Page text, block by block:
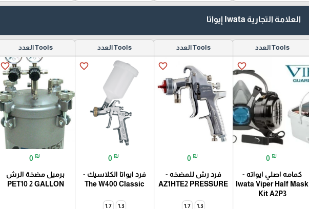
العلامة التجارية Iwata إيواتا
Tools العدد
favorite_border
0 ₪
كمامه اصلي ايواته -
Iwata Viper Half Mask
Kit A2P3
Tools العدد
favorite_border
0 ₪
فرد رش للمضخه -
AZ1HTE2 PRESSURE
1.3
1.7
Tools العدد
favorite_border
0 ₪
فرد ايواتا الكلاسيك -
The W400 Classic
1.3
1.7
Tools العدد
favorite_border
0 ₪
برميل مضخة الرش
PET10 2 GALLON